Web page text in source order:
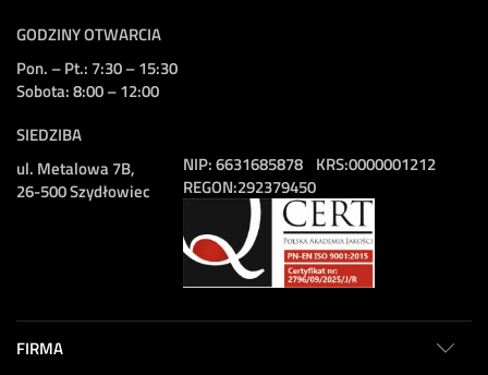
GODZINY OTWARCIA
Pon. – Pt.: 7:30 – 15:30
Sobota: 8:00 – 12:00
SIEDZIBA
ul. Metalowa 7B,
26-500 Szydłowiec
NIP:6631685878
REGON:292379450
KRS:0000001212
FIRMA